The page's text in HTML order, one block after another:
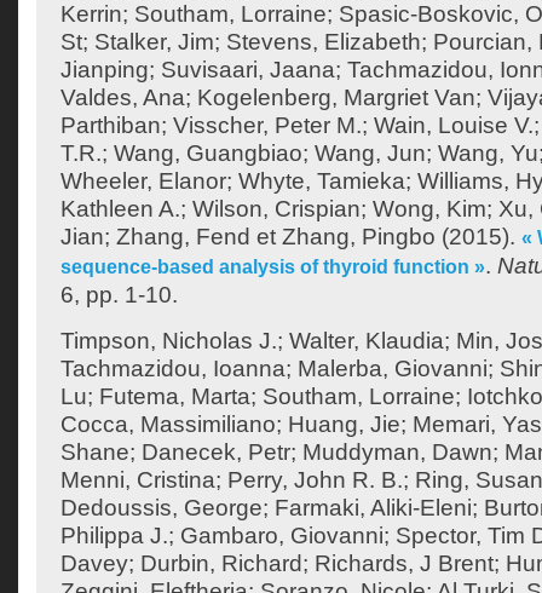
Kerrin; Southam, Lorraine; Spasic-Boskovic,
St; Stalker, Jim; Stevens, Elizabeth; Pourcian,
Jianping; Suvisaari, Jaana; Tachmazidou,
Valdes, Ana; Kogelenberg, Margriet Van;
Parthiban; Visscher, Peter M.; Wain, Louise V.
T.R.; Wang, Guangbiao; Wang, Jun; Wang, Yu
Wheeler, Elanor; Whyte, Tamieka; Williams,
Kathleen A.; Wilson, Crispian; Wong, Kim; Xu,
Jian; Zhang, Fend et Zhang, Pingbo (2015). «
sequence-based analysis of thyroid function ».
6, pp. 1-10.
Timpson, Nicholas J.; Walter, Klaudia; Min,
Tachmazidou, Ioanna; Malerba, Giovanni;
Lu; Futema, Marta; Southam, Lorraine;
Cocca, Massimiliano; Huang, Jie; Memari,
Shane; Danecek, Petr; Muddyman, Dawn;
Menni, Cristina; Perry, John R. B.; Ring,
Dedoussis, George; Farmaki, Aliki-Eleni;
Philippa J.; Gambaro, Giovanni; Spector, Tim
Davey; Durbin, Richard; Richards, J Brent;